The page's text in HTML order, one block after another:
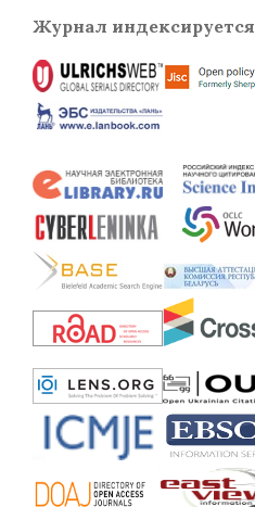
Журнал индексируется